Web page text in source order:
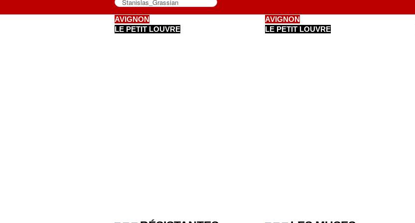
AVIGNON
LE PETIT LOUVRE
AVIGNON
LE PETIT LOUVRE